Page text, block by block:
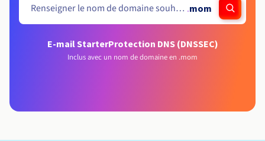
.mom
E-mail StarterProtection DNS (DNSSEC)
Inclus avec un nom de domaine en .mom